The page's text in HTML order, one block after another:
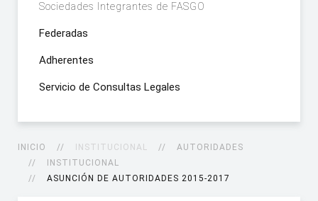
INICIO INSTITUCIONAL
AUTORIDADES
INSTITUCIONAL
ASUNCIÓN DE AUTORIDADES 2015-2017
Sociedades Integrantes de FASGO
Federadas
Adherentes
Servicio de Consultas Legales